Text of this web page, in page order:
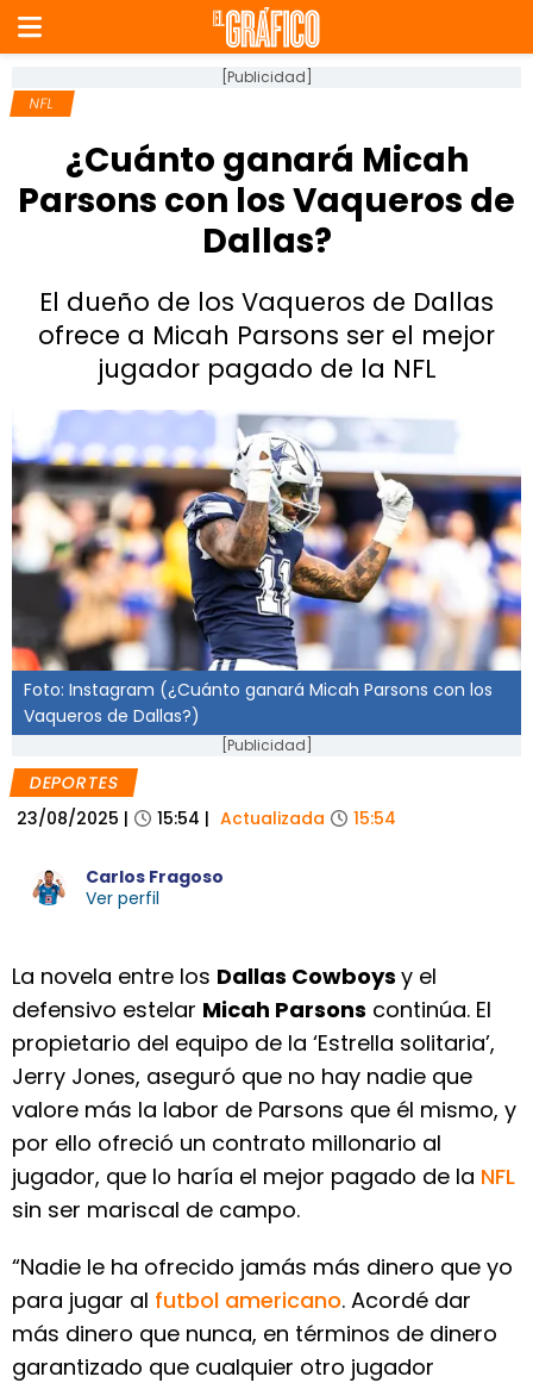
[Publicidad]
NFL
¿Cuánto ganará Micah
Parsons con los Vaqueros de
Dallas?
El dueño de los Vaqueros de Dallas
ofrece a Micah Parsons ser el mejor
jugador pagado de la NFL
Foto: Instagram (¿Cuánto ganará Micah Parsons con los
Vaqueros de Dallas?)
[Publicidad]
DEPORTES
23/08/2025 | 15:54 | Actualizada 15:54
Carlos Fragoso
Ver perfil
La novela entre los Dallas Cowboys y el
defensivo estelar Micah Parsons continúa. El
propietario del equipo de la ‘Estrella solitaria’,
Jerry Jones, aseguró que no hay nadie que
valore más la labor de Parsons que él mismo, y
por ello ofreció un contrato millonario al
jugador, que lo haría el mejor pagado de la NFL
sin ser mariscal de campo.
“Nadie le ha ofrecido jamás más dinero que yo
para jugar al futbol americano. Acordé dar
más dinero que nunca, en términos de dinero
garantizado que cualquier otro jugador